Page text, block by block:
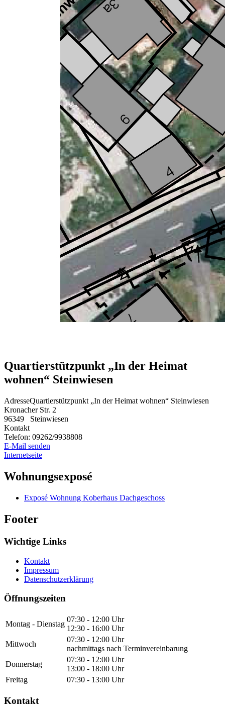
Quartierstützpunkt „In der Heimat
wohnen“ Steinwiesen
AdresseQuartierstützpunkt „In der Heimat wohnen“ Steinwiesen
Kronacher Str. 2
96349
Steinwiesen
Kontakt
Telefon: 09262/9938808
E-Mail senden
Internetseite
Wohnungsexposé
Exposé Wohnung Koberhaus Dachgeschoss
Footer
Wichtige Links
Kontakt
Impressum
Datenschutzerklärung
Öffnungszeiten
Montag - Dienstag
07:30 - 12:00 Uhr
12:30 - 16:00 Uhr
Mittwoch
07:30 - 12:00 Uhr
nachmittags nach Terminvereinbarung
Donnerstag
07:30 - 12:00 Uhr
13:00 - 18:00 Uhr
Freitag
07:30 - 13:00 Uhr
Kontakt